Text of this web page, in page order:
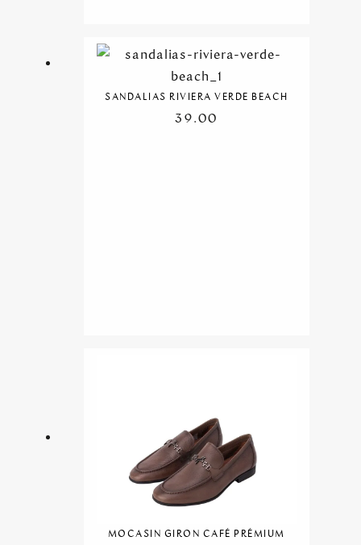
SANDALIAS RIVIERA VERDE BEACH
39.00
MOCASIN GIRON CAFÉ PRÉMIUM